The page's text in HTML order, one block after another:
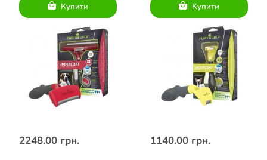
Купити Купити
2248.00 грн. 1140.00 грн.